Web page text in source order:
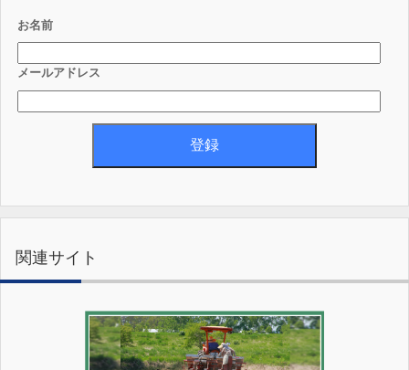
お名前
メールアドレス
関連サイト